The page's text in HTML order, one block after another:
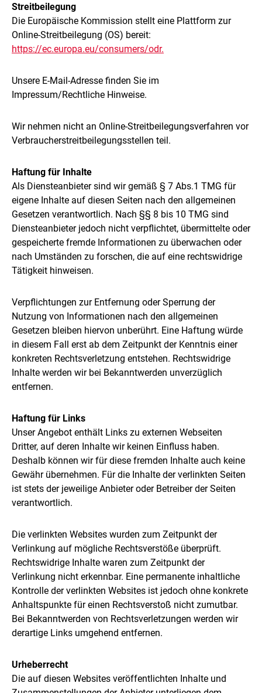
Streitbeilegung
Die Europäische Kommission stellt eine Plattform zur
Online-Streitbeilegung (OS) bereit:
https://ec.europa.eu/consumers/odr.
Unsere E-Mail-Adresse finden Sie im
Impressum/Rechtliche Hinweise.
Wir nehmen nicht an Online-Streitbeilegungsverfahren vor
Verbraucherstreitbeilegungsstellen teil.
Haftung für Inhalte
Als Diensteanbieter sind wir gemäß § 7 Abs.1 TMG für
eigene Inhalte auf diesen Seiten nach den allgemeinen
Gesetzen verantwortlich. Nach §§ 8 bis 10 TMG sind
Diensteanbieter jedoch nicht verpflichtet, übermittelte oder
gespeicherte fremde Informationen zu überwachen oder
nach Umständen zu forschen, die auf eine rechtswidrige
Tätigkeit hinweisen.
Verpflichtungen zur Entfernung oder Sperrung der
Nutzung von Informationen nach den allgemeinen
Gesetzen bleiben hiervon unberührt. Eine Haftung würde
in diesem Fall erst ab dem Zeitpunkt der Kenntnis einer
konkreten Rechtsverletzung entstehen. Rechtswidrige
Inhalte werden wir bei Bekanntwerden unverzüglich
entfernen.
Haftung für Links
Unser Angebot enthält Links zu externen Webseiten
Dritter, auf deren Inhalte wir keinen Einfluss haben.
Deshalb können wir für diese fremden Inhalte auch keine
Gewähr übernehmen. Für die Inhalte der verlinkten Seiten
ist stets der jeweilige Anbieter oder Betreiber der Seiten
verantwortlich.
Die verlinkten Websites wurden zum Zeitpunkt der
Verlinkung auf mögliche Rechtsverstöße überprüft.
Rechtswidrige Inhalte waren zum Zeitpunkt der
Verlinkung nicht erkennbar. Eine permanente inhaltliche
Kontrolle der verlinkten Websites ist jedoch ohne konkrete
Anhaltspunkte für einen Rechtsverstoß nicht zumutbar.
Bei Bekanntwerden von Rechtsverletzungen werden wir
derartige Links umgehend entfernen.
Urheberrecht
Die auf diesen Websites veröffentlichten Inhalte und